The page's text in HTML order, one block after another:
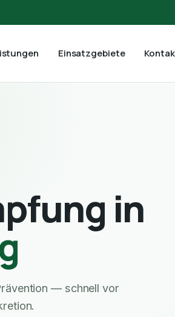
Einsatzgebiete
in
— schnell vor